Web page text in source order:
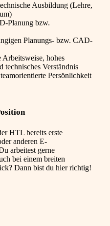
Ausbildung (Lehre,
Planung bzw.
Planungs- bzw. CAD-
Arbeitsweise, hohes
technisches Verständnis
Persönlichkeit
HTL bereits erste
anderen E-
arbeitest gerne
bei einem breiten
Dann bist du hier richtig!